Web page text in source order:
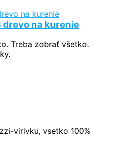
drevo na kurenie
Treba zobrať všetko.
virivku, vsetko 100%